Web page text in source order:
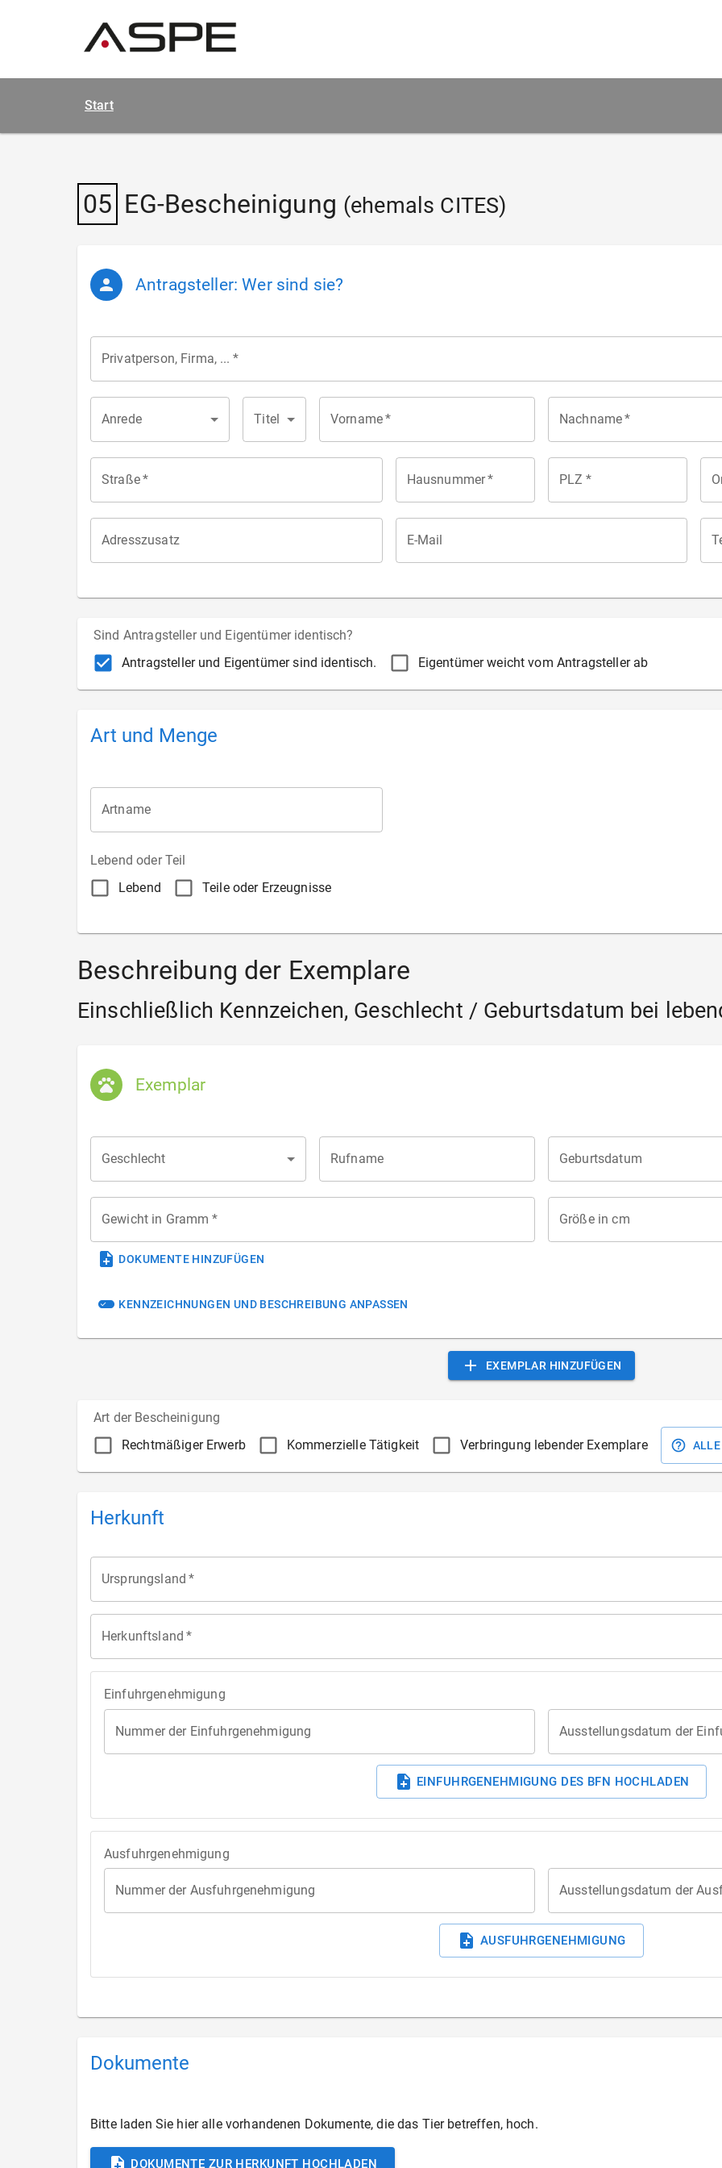
Start
05 EG-Bescheinigung (ehemals CITES)
Antragsteller: Wer sind sie?
Privatperson, Firma, ... *
Anrede Titel Vorname* Nachname*
Straße* Hausnummer* PLZ *
Adresszusatz E-Mail
Sind Antragsteller und Eigentümer identisch?
Antragsteller und Eigentümer sind identisch.
Eigentümer weicht vom Antragsteller ab
Art und Menge
Artname
Lebend oder Teil
Lebend
Teile oder Erzeugnisse
Beschreibung der Exemplare
Einschließlich Kennzeichen, Geschlecht / Geburtsdatum bei
Exemplar
Geschlecht Rufname Geburtsdatum
Gewicht in Gramm * Größe in cm
DOKUMENTE HINZUFÜGEN
KENNZEICHNUNGEN UND BESCHREIBUNG ANPASSEN
EXEMPLAR HINZUFÜGEN
Art der Bescheinigung
Rechtmäßiger Erwerb
Kommerzielle Tätigkeit Verbringung lebender Exemplare
Herkunft
Ursprungsland *
Herkunftsland *
Einfuhrgenehmigung
Nummer der Einfuhrgenehmigung Ausstellungsdatum der
EINFUHRGENEHMIGUNG DES BFN HOCHLADEN
Ausfuhrgenehmigung
Nummer der Ausfuhrgenehmigung Ausstellungsdatum der
AUSFUHRGENEHMIGUNG
Dokumente
Bitte laden Sie hier alle vorhandenen Dokumente, die das Tier betreffen, hoch.
DOKUMENTE ZUR HERKUNFT HOCHLADEN